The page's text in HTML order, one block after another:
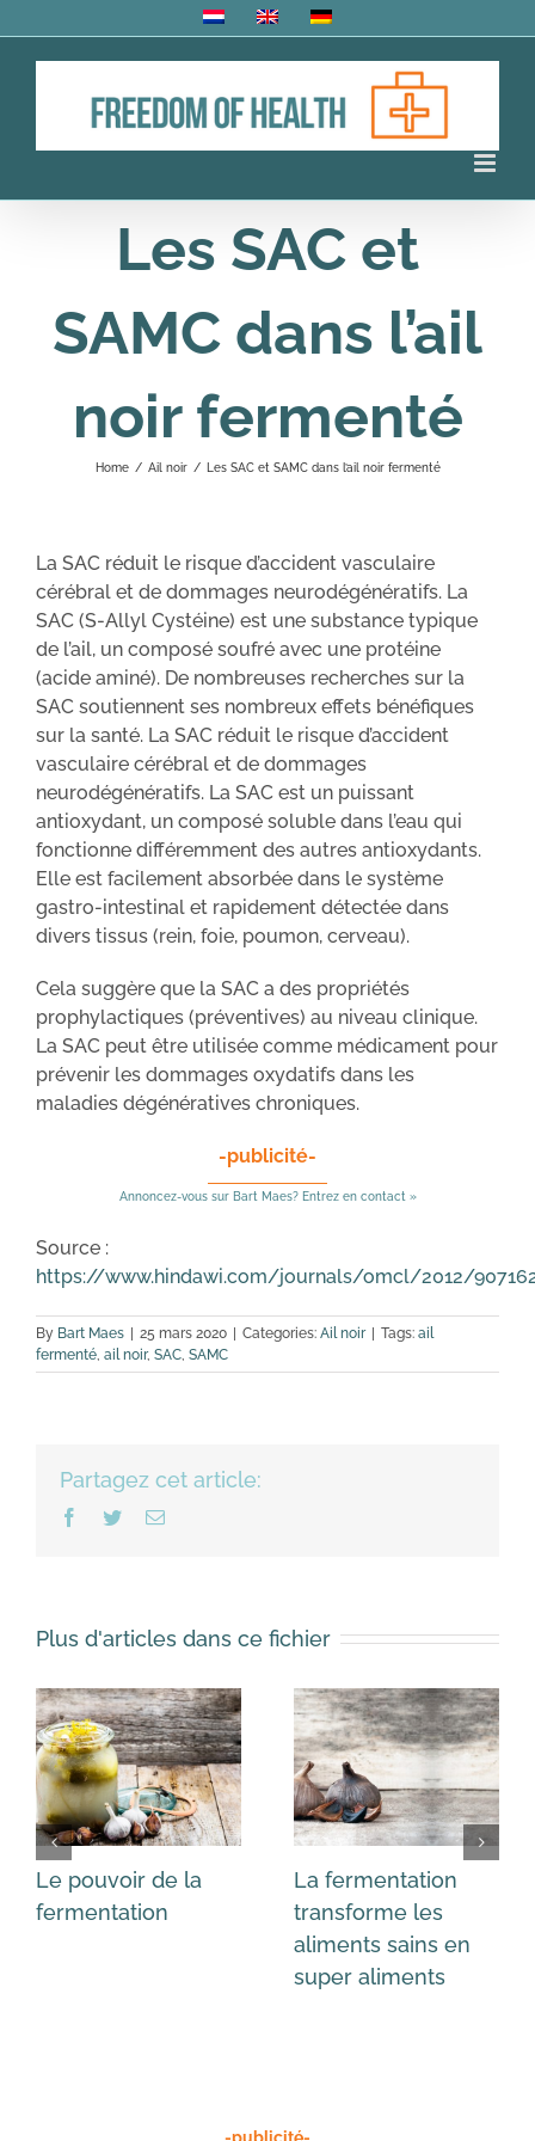
to
Les SAC et
SAMC dans l’ail
noir fermenté
Home / Ail noir / Les SAC et SAMC dans l’ail noir fermenté
La SAC réduit le risque d’accident vasculaire
cérébral et de dommages neurodégénératifs. La
SAC (S-Allyl Cystéine) est une substance typique
de l’ail, un composé soufré avec une protéine
(acide aminé). De nombreuses recherches sur la
SAC soutiennent ses nombreux effets bénéfiques
sur la santé. La SAC réduit le risque d’accident
vasculaire cérébral et de dommages
neurodégénératifs. La SAC est un puissant
antioxydant, un composé soluble dans l’eau qui
fonctionne différemment des autres antioxydants.
Elle est facilement absorbée dans le système
gastro-intestinal et rapidement détectée dans
divers tissus (rein, foie, poumon, cerveau).
Cela suggère que la SAC a des propriétés
prophylactiques (préventives) au niveau clinique.
La SAC peut être utilisée comme médicament pour
prévenir les dommages oxydatifs dans les
maladies dégénératives chroniques.
-publicité-
Annoncez-vous sur Bart Maes? Entrez en contact »
Source :
https://www.hindawi.com/journals/omcl/2012/
By Bart Maes 25 mars 2020 Categories: Ail noir Tags: ail
fermenté, ail noir, SAC, SAMC
Partagez cet article:
Facebook
TwitterEmail
Plus d'articles dans ce fichier
Le pouvoir de la
fermentation
La fermentation
transforme les
aliments sains en
super aliments
-publicité-